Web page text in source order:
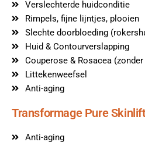
Verslechterde huidconditie
Rimpels, fijne lijntjes, plooien
Slechte doorbloeding
Huid & Contourverslapping
Couperose & Rosacea
Littekenweefsel
Anti-aging
Transformage Pure
Anti-aging